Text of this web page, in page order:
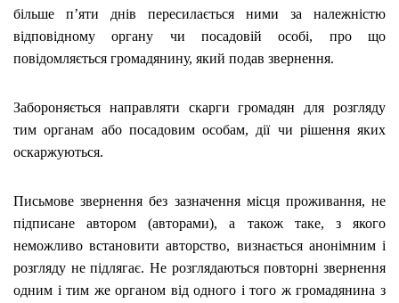
більше п’яти днів пересилається ними за належністю
відповідному органу чи посадовій особі, про що
повідомляється громадянину, який подав звернення.
Забороняється направляти скарги громадян для розгляду
тим органам або посадовим особам, дії чи рішення яких
оскаржуються.
Письмове звернення без зазначення місця проживання, не
підписане автором (авторами), а також таке, з якого
неможливо встановити авторство, визнається анонімним і
розгляду не підлягає. Не розглядаються повторні звернення
одним і тим же органом від одного і того ж громадянина з